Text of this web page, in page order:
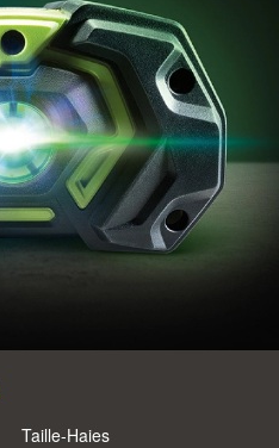
Taille-Haies